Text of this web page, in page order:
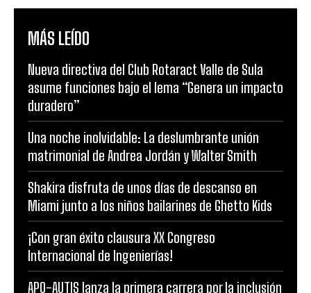
MÁS LEÍDO
Nueva directiva del Club Rotaract Valle de Sula
asume funciones bajo el lema “Genera un impacto
duradero”
Una noche inolvidable: La deslumbrante unión
matrimonial de Andrea Jordán y Walter Smith
Shakira disfruta de unos días de descanso en
Miami junto a los niños bailarines de Ghetto Kids
¡Con gran éxito clausura XX Congreso
Internacional de Ingenierías!
APO-AUTIS lanza la primera carrera por la inclusión